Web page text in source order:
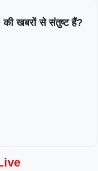
खबरों से संतुष्ट हैं?